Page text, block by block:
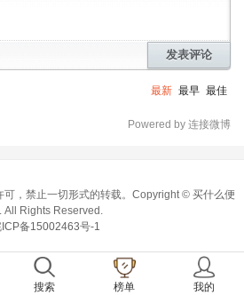
发表评论
最新 最早 最佳
Powered by 连接微博
可，禁止一切形式的转载。Copyright © 买什么便
. All Rights Reserved.
备15002463号-1
搜索 榜单 我的